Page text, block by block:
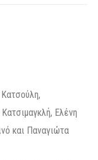
Ελένη
και Παναγιώτα